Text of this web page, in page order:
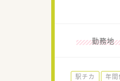
勤務地
駅チカ 年